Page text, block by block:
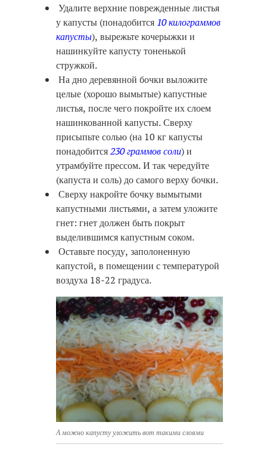
Удалите верхние поврежденные листья
у капусты (понадобится 10 килограммов
капусты), вырежьте кочерыжки и
нашинкуйте капусту тоненькой
стружкой.
На дно деревянной бочки выложите
целые (хорошо вымытые) капустные
листья, после чего покройте их слоем
нашинкованной капусты. Сверху
присыпьте солью (на 10 кг капусты
понадобится230 граммов соли) и
утрамбуйте прессом. И так чередуйте
(капуста и соль) до самого верху бочки.
Сверху накройте бочку вымытыми
капустными листьями, а затем уложите
гнет: гнет должен быть покрыт
выделившимся капустным соком.
Оставьте посуду, заполоненную
капустой, в помещении с температурой
воздуха 18-22 градуса.
А можно капусту уложить вот такими слоями